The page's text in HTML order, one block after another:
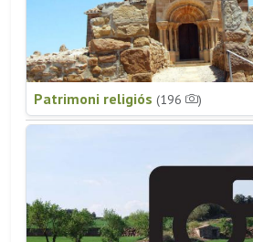
Patrimoni religiós (196 )